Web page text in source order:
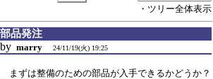
・ツリー全体表示
部品発注
by marry 24/11/19(火) 19:25
まずは整備のための部品が入手できるかどうか？